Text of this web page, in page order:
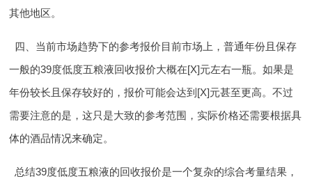
其他地区。
四、当前市场趋势下的参考报价目前市场上，普通年份且保存
一般的39度低度五粮液回收报价大概在[X]元左右一瓶。如果是
年份较长且保存较好的，报价可能会达到[X]元甚至更高。不过
需要注意的是，这只是大致的参考范围，实际价格还需要根据具
体的酒品情况来确定。
总结39度低度五粮液的回收报价是一个复杂的综合考量结果，